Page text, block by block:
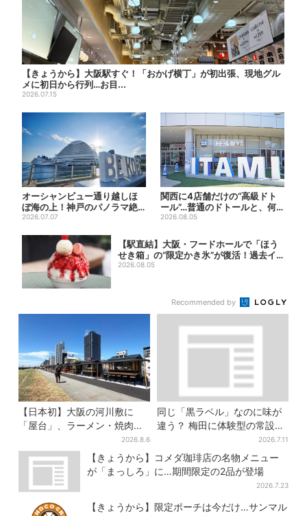
【きょうから】大阪駅すぐ！「おかげ横丁」が初出張、現地グル
メに初日から行列…お目...
2026.07.15
オーシャンビュー通り越しほ
ぼ海の上！神戸のパノラマ絶
景ビアガーデンで食べ飲み放
2026.07.07
関西に4店舗だけの“高級ドト
ール”…普通のドトールと、何
が違う？コーヒーは約2倍...
2026.08.05
【駅直結】大阪・フードホールで「ほう
せき箱」の“限定かき氷”が復活！過去イ
ベント...
2026.08.05
Recommended by
【日本初】大阪の河川敷に
「屋台」、ラーメン・焼肉・
しゃぶしゃぶ・カフェまで…
22店舗がオープン
2026.8.6
同じ「黒ラベル」なのに味が
違う？ 梅田に体験型の常設
店、“1人2杯まで”で0次会にも
便利
2026.7.11
【きょうから】コメダ珈琲店の名物メニュー
が「まっしろ」に…期間限定の2品が登場
2026.7.23
【きょうから】限定ポーチは今だけ…サンマル